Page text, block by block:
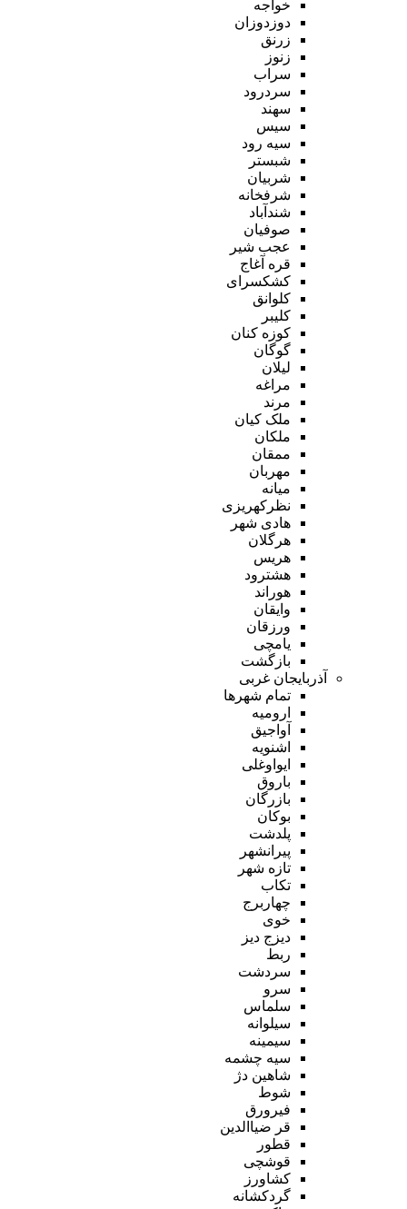
خواجه
دوزدوزان
زرنق
زنوز
سراب
سردرود
سهند
سیس
سیه رود
شبستر
شربیان
شرفخانه
شندآباد
صوفیان
عجب شیر
قره آغاج
کشکسرای
کلوانق
کلیبر
کوزه کنان
گوگان
لیلان
مراغه
مرند
ملک کیان
ملکان
ممقان
مهربان
میانه
نظرکهریزی
هادی شهر
هرگلان
هریس
هشترود
هوراند
وایقان
ورزقان
یامچی
بازگشت
آذربایجان غربی
تمام شهر‌ها
ارومیه
آواجیق
اشنویه
ایواوغلی
باروق
بازرگان
بوکان
پلدشت
پیرانشهر
تازه شهر
تکاب
چهاربرج
خوی
دیزج دیز
ربط
سردشت
سرو
سلماس
سیلوانه
سیمینه
سیه چشمه
شاهین دژ
شوط
فیرورق
قر ضیاالدین
قطور
قوشچی
کشاورز
گردکشانه